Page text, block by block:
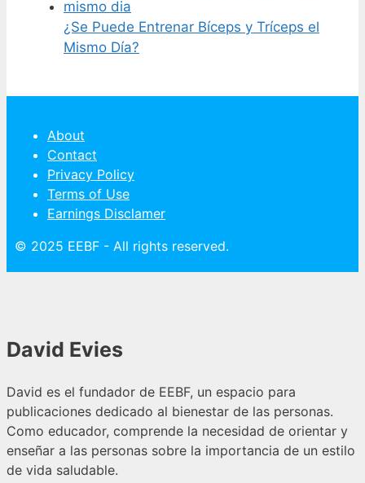
¿Se Puede Entrenar Bíceps y Tríceps el
Mismo Día?
About
Contact
Privacy Policy
Terms of Use
Earnings Disclamer
© 2025 EEBF - All rights reserved.
David Evies
David es el fundador de EEBF, un espacio para
publicaciones dedicado al bienestar de las personas.
Como educador, comprende la necesidad de orientar y
enseñar a las personas sobre la importancia de un estilo
de vida saludable.